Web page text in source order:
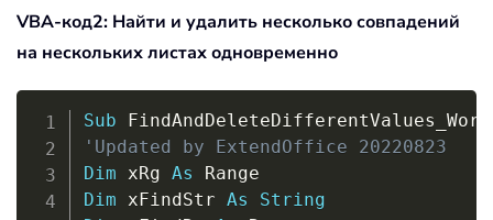
If xFindRgs Is
Set xFindRgs
Else
Set xFindRgs =
End
If
End
Next
VBA-код2: Найти и удалить несколько совпадений
на нескольких листах одновременно
Sub
'Updated by ExtendOffice 20220823
Dim xRg As
Dim xFindStr As
String
Copy